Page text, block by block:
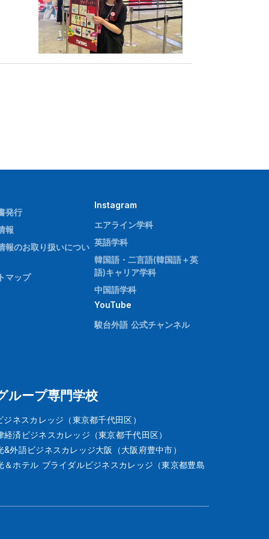
発行
報
報のお取り扱いについ
マップ
Instagram
エアライン学科
英語学科
韓国語・二言語(韓国語＋英
語)キャリア学科
中国語学科
YouTube
駿台外語 公式チャンネル
ループ専門学校
ジネスカレッジ（東京都千代田区）
経済ビジネスカレッジ（東京都千代田区）
&外語ビジネスカレッジ大阪（大阪府豊中市）
＆ホテル ブライダルビジネスカレッジ（東京都豊島